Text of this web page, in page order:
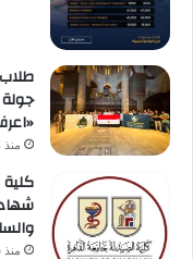
جولة
منذ 43 دقيقة